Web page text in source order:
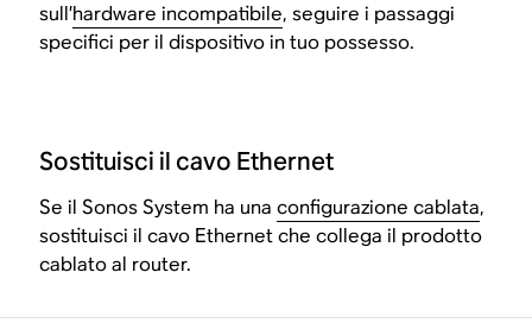
sull’hardware incompatibile, seguire i passaggi
specifici per il dispositivo in tuo possesso.
Sostituisci il cavo Ethernet
Se il Sonos System ha unaconfigurazione cablata,
sostituisci il cavo Ethernet che collega il prodotto
cablato al router.